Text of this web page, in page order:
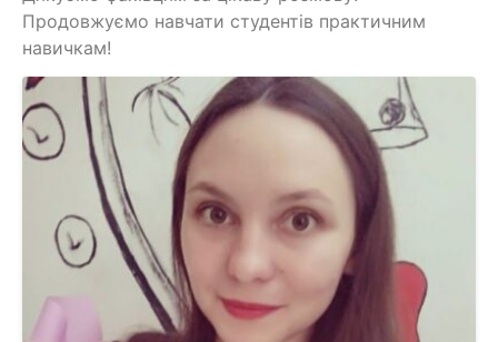
Продовжуємо навчати студентів практичним
навичкам!